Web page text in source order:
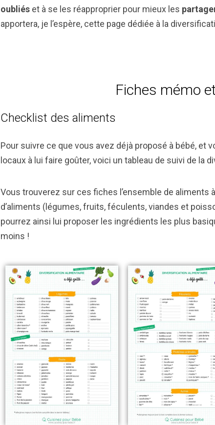
oubliéset à se les réapproprier pour mieux les
apportera, je l’espère, cette page dédiée à la
Fiches mémo
Checklist des aliments
Pour suivre ce que vous avez déjà proposé à bébé, et
locaux à lui faire goûter, voici un tableau de suivi de la
Vous trouverez sur ces fiches l’ensemble de aliments
d’aliments (légumes, fruits, féculents, viandes et
pourrez ainsi lui proposer les ingrédients les plus
moins !